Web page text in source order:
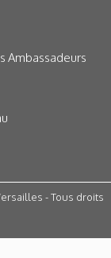
Ambassadeurs
- Tous droits